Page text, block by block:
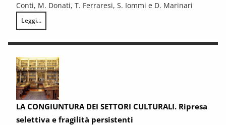
Conti, M. Donati, T. Ferraresi, S. Iommi e D. Marinari
Leggi...
LA CONGIUNTURA NELLE PROVINCE TOSCANE
LA CONGIUNTURA DEI SETTORI CULTURALI. Ripresa
selettiva e fragilità persistenti